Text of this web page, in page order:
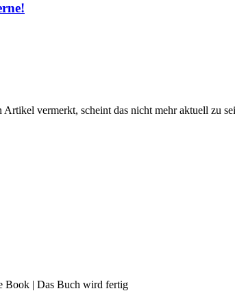
Artikel vermerkt, scheint das nicht mehr aktuell zu
Book | Das Buch wird fertig